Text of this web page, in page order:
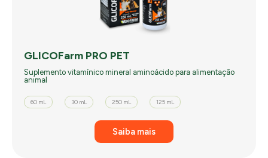
GLICOFarm PRO PET
Suplemento vitamínico mineral aminoácido para alimentação
animal
60 mL 30 mL 250 mL 125 mL
Saiba mais